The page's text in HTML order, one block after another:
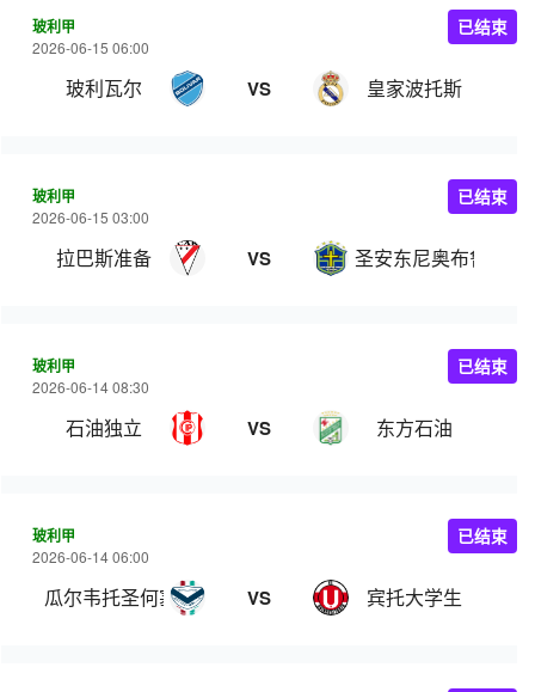
玻利甲
2026-06-15 06:00
玻利瓦尔 VS 皇家波托斯
已结束
玻利甲
2026-06-15 03:00
拉巴斯准备 VS 圣安东尼奥布鲁布鲁
已结束
玻利甲
2026-06-14 08:30
石油独立 VS 东方石油
已结束
玻利甲
2026-06-14 06:00
瓜尔韦托圣何塞 VS 宾托大学生
已结束